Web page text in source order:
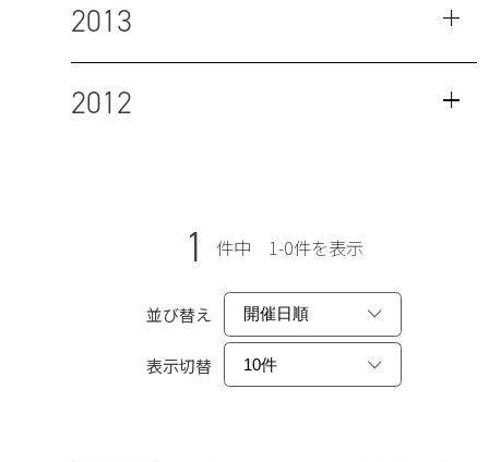
2013
2012
1 件中 1-0件を表示
並び替え
表示切替